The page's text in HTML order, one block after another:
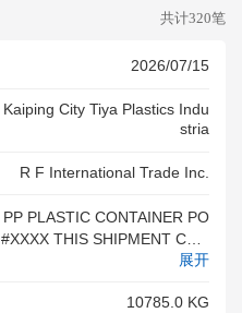
共计320笔
2026/07/15
Kaiping City Tiya Plastics Indu
Stria
R F International Trade Inc.
PP PLASTIC CONTAINER PO
#XXXX THIS SHIPMENT CON
TAINS NO SOLID WOODEN P
展开
10785.0 KG